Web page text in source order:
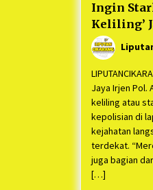
Ingin
Keliling’
di Jalanan
Jaya Irjen Pol.
keliling atau
kepolisian di
kejahatan
terdekat.
juga bagian
[…]